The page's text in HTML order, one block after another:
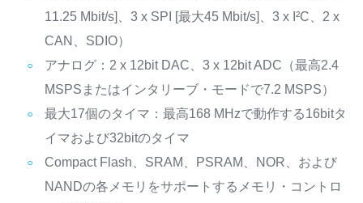
11.25 Mbit/s]、3 x SPI [最大45 Mbit/s]、3 x I²C、2 x
CAN、SDIO）
アナログ：2 x 12bit DAC、3 x 12bit ADC（最高2.4
MSPSまたはインタリーブ・モードで7.2 MSPS）
最大17個のタイマ：最高168 MHzで動作する16bitタ
イマおよび32bitのタイマ
Compact Flash、SRAM、PSRAM、NOR、および
NANDの各メモリをサポートするメモリ・コントロ